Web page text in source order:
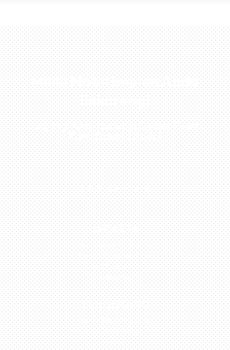
Miliki Mobil Impian Anda
Sekarang!
Kunjungi Atau Hubungi Dealer Resmi
Kami Di Kota Anda!
0813-1054-7548
JAKARTA
Perumahan Boulevard
Taman Surya 3 Blok h2,
No.27, Jakarta –
Indonesia
TANGERANG
Husein Sastra Negara,
No.8 Jurumudi Tangerang
– Indonesia